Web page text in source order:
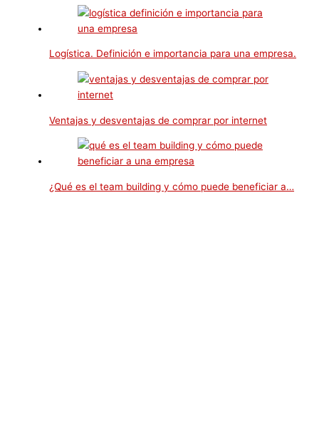
Logística. Definición e importancia para una empresa.
Ventajas y desventajas de comprar por internet
¿Qué es el team building y cómo puede beneficiar a…